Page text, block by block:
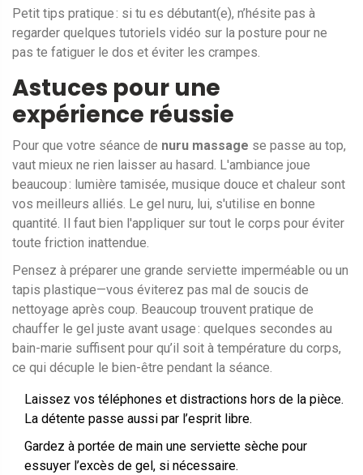
Petit tips pratique : si tu es débutant(e), n’hésite pas à
regarder quelques tutoriels vidéo sur la posture pour ne
pas te fatiguer le dos et éviter les crampes.
Astuces pour une
expérience réussie
Pour que votre séance de nuru massage se passe au top,
vaut mieux ne rien laisser au hasard. L'ambiance joue
beaucoup : lumière tamisée, musique douce et chaleur sont
vos meilleurs alliés. Le gel nuru, lui, s'utilise en bonne
quantité. Il faut bien l'appliquer sur tout le corps pour éviter
toute friction inattendue.
Pensez à préparer une grande serviette imperméable ou un
tapis plastique—vous éviterez pas mal de soucis de
nettoyage après coup. Beaucoup trouvent pratique de
chauffer le gel juste avant usage : quelques secondes au
bain-marie suffisent pour qu’il soit à température du corps,
ce qui décuple le bien-être pendant la séance.
Laissez vos téléphones et distractions hors de la pièce.
La détente passe aussi par l’esprit libre.
Gardez à portée de main une serviette sèche pour
essuyer l’excès de gel, si nécessaire.